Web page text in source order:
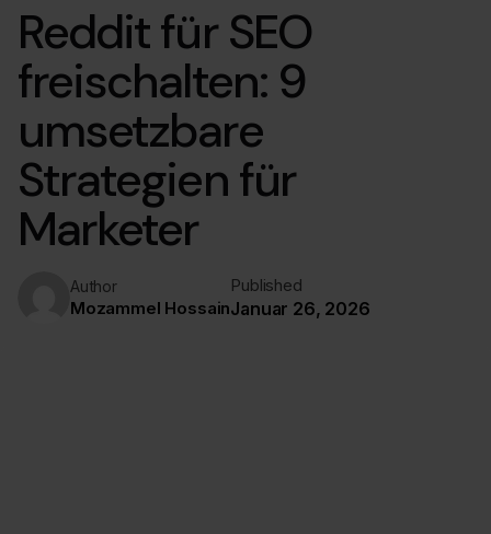
Reddit für SEO
freischalten: 9
umsetzbare
Strategien für
Marketer
Author
Mozammel Hossain
Published
Januar 26, 2026